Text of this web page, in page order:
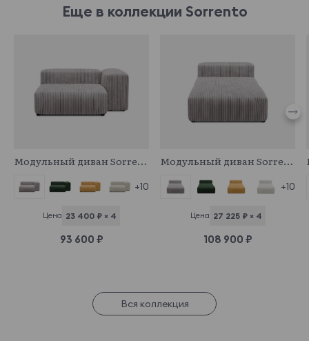
Еще в коллекции Sorrento
Модульный диван Sorrento
+10
Цена 23 400 ₽ × 4
93 600 ₽
Модульный диван Sorrento
+10
Цена 27 225 ₽ × 4
108 900 ₽
Вся коллекция